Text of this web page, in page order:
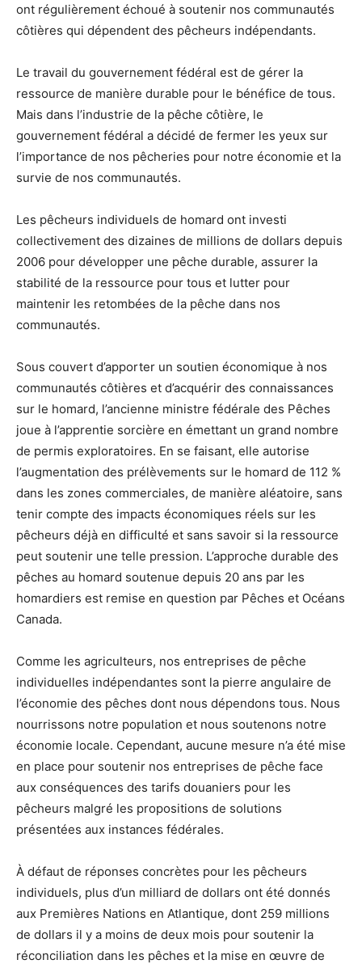
ont régulièrement échoué à soutenir nos communautés
côtières qui dépendent des pêcheurs indépendants.
Le travail du gouvernement fédéral est de gérer la
ressource de manière durable pour le bénéfice de tous.
Mais dans l’industrie de la pêche côtière, le
gouvernement fédéral a décidé de fermer les yeux sur
l’importance de nos pêcheries pour notre économie et la
survie de nos communautés.
Les pêcheurs individuels de homard ont investi
collectivement des dizaines de millions de dollars depuis
2006 pour développer une pêche durable, assurer la
stabilité de la ressource pour tous et lutter pour
maintenir les retombées de la pêche dans nos
communautés.
Sous couvert d’apporter un soutien économique à nos
communautés côtières et d’acquérir des connaissances
sur le homard, l’ancienne ministre fédérale des Pêches
joue à l’apprentie sorcière en émettant un grand nombre
de permis exploratoires. En se faisant, elle autorise
l’augmentation des prélèvements sur le homard de 112 %
dans les zones commerciales, de manière aléatoire, sans
tenir compte des impacts économiques réels sur les
pêcheurs déjà en difficulté et sans savoir si la ressource
peut soutenir une telle pression. L’approche durable des
pêches au homard soutenue depuis 20 ans par les
homardiers est remise en question par Pêches et Océans
Canada.
Comme les agriculteurs, nos entreprises de pêche
individuelles indépendantes sont la pierre angulaire de
l’économie des pêches dont nous dépendons tous. Nous
nourrissons notre population et nous soutenons notre
économie locale. Cependant, aucune mesure n’a été mise
en place pour soutenir nos entreprises de pêche face
aux conséquences des tarifs douaniers pour les
pêcheurs malgré les propositions de solutions
présentées aux instances fédérales.
À défaut de réponses concrètes pour les pêcheurs
individuels, plus d’un milliard de dollars ont été donnés
aux Premières Nations en Atlantique, dont 259 millions
de dollars il y a moins de deux mois pour soutenir la
réconciliation dans les pêches et la mise en œuvre de